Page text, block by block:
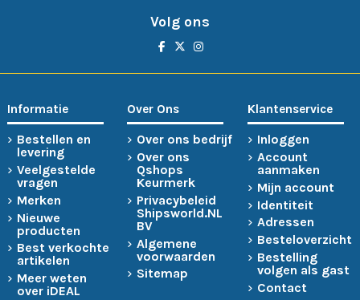
Volg ons
Informatie
Bestellen en
levering
Veelgestelde
vragen
Merken
Nieuwe
producten
Best verkochte
artikelen
Meer weten
over iDEAL
Over Ons
Over ons bedrijf
Over ons
Qshops
Keurmerk
Privacybeleid
Shipsworld.NL
BV
Algemene
voorwaarden
Sitemap
Klantenservice
Inloggen
Account
aanmaken
Mijn account
Identiteit
Adressen
Besteloverzicht
Bestelling
volgen als gast
Contact